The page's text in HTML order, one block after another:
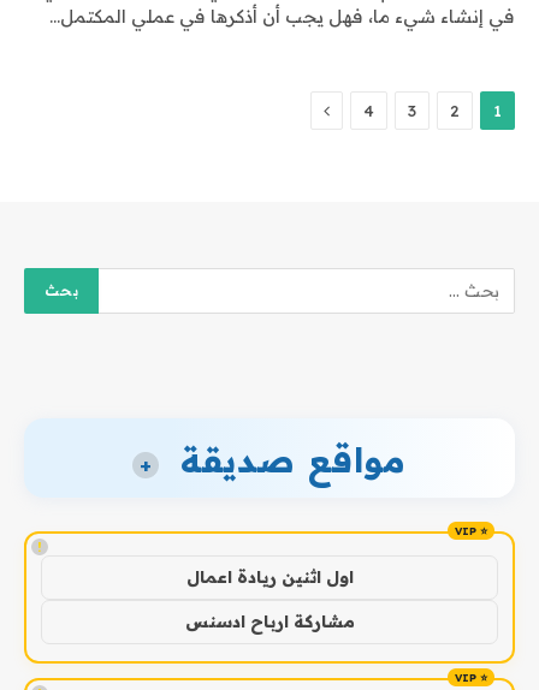
في إنشاء شيء ما، فهل يجب أن أذكرها في عملي المكتمل…
1
2
3
4 التالي
مواقع صديقة +
!
اول اثنين ريادة اعمال
مشاركة ارباح ادسنس